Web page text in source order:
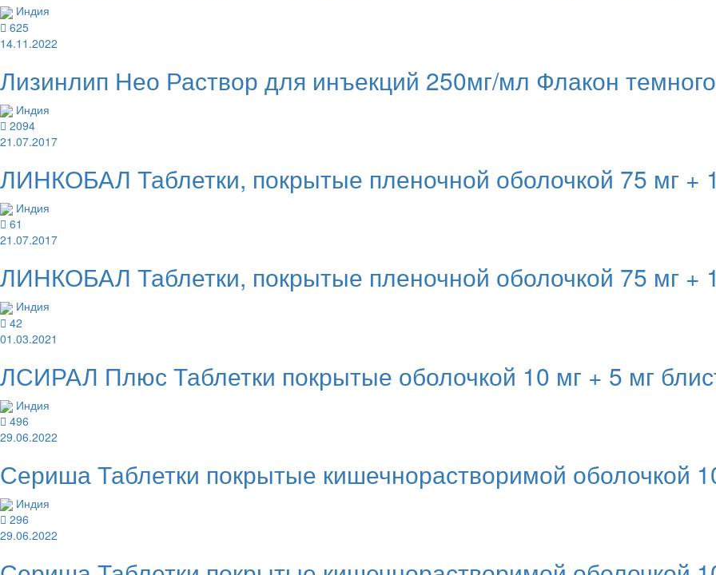
Индия
625
14.11.2022
Лизинлип Нео Раствор для инъекций 250мг/мл Флакон
Индия
2094
21.07.2017
ЛИНКОБАЛ Таблетки, покрытые пленочной оболочкой 75 мг +
Индия
61
21.07.2017
ЛИНКОБАЛ Таблетки, покрытые пленочной оболочкой 75 мг +
Индия
42
01.03.2021
ЛСИРАЛ Плюс Таблетки покрытые оболочкой 10 мг + 5 мг
Индия
496
29.06.2022
Сериша Таблетки покрытые кишечнорастворимой оболочкой
Индия
296
29.06.2022